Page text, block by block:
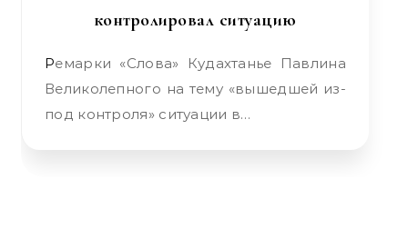
контролировал ситуацию
Ремарки «Слова» Кудахтанье Павлина
Великолепного на тему «вышедшей из-
под контроля» ситуации в…